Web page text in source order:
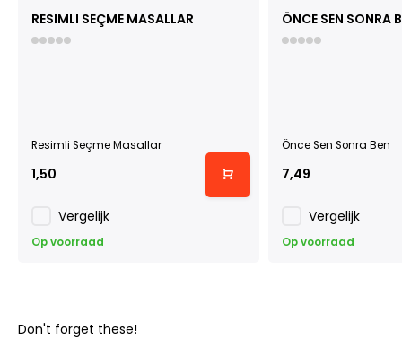
RESIMLI SEÇME MASALLAR
Resimli Seçme Masallar
1,50
Vergelijk
Op voorraad
ÖNCE SEN SONRA
Önce Sen Sonra Ben
7,49
Vergelijk
Op voorraad
Don't forget these!